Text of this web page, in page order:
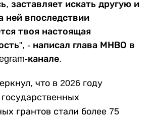
заставляет искать другую и
ней впоследствии
твоя настоящая
- написал глава МНВО в
канале.
что в 2026 году
грантов стали более 75